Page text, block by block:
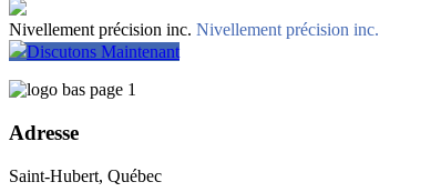
Nivellement précision inc. Nivellement précision inc.
Discutons Maintenant
Adresse
Saint-Hubert, Québec